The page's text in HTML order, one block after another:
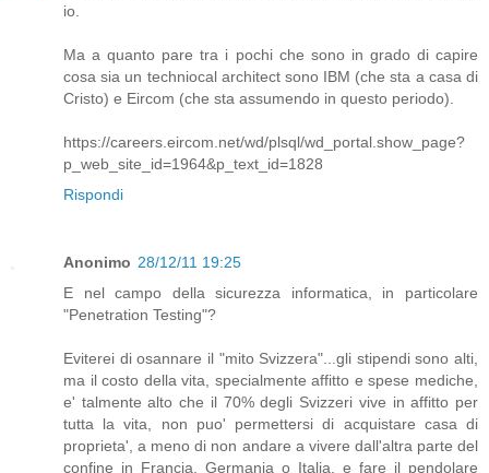
io.
Ma a quanto pare tra i pochi che sono in grado di capire
cosa sia un techniocal architect sono IBM (che sta a casa di
Cristo) e Eircom (che sta assumendo in questo periodo).
https://careers.eircom.net/wd/plsql/wd_portal.show_page?
p_web_site_id=1964&p_text_id=1828
Rispondi
Anonimo 28/12/11 19:25
E nel campo della sicurezza informatica, in particolare
"Penetration Testing"?
Eviterei di osannare il "mito Svizzera"...gli stipendi sono alti,
ma il costo della vita, specialmente affitto e spese mediche,
e' talmente alto che il 70% degli Svizzeri vive in affitto per
tutta la vita, non puo' permettersi di acquistare casa di
proprieta', a meno di non andare a vivere dall'altra parte del
confine in Francia, Germania o Italia, e fare il pendolare